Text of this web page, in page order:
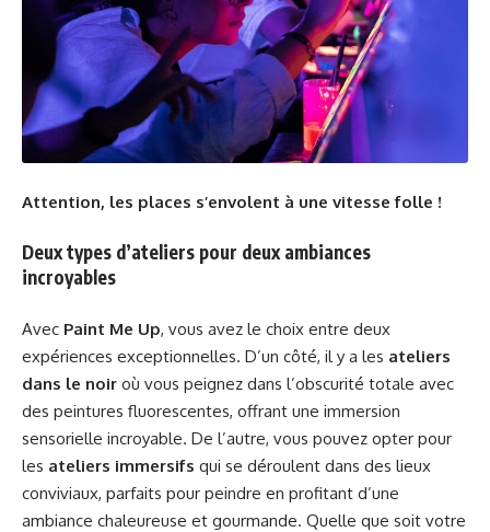
Attention, les places s’envolent à une vitesse folle !
Deux types d’ateliers pour deux ambiances
incroyables
Avec Paint Me Up, vous avez le choix entre deux
expériences exceptionnelles. D’un côté, il y a les ateliers
dans le noir où vous peignez dans l’obscurité totale avec
des peintures fluorescentes, offrant une immersion
sensorielle incroyable. De l’autre, vous pouvez opter pour
les ateliers immersifs qui se déroulent dans des lieux
conviviaux, parfaits pour peindre en profitant d’une
ambiance chaleureuse et gourmande. Quelle que soit votre